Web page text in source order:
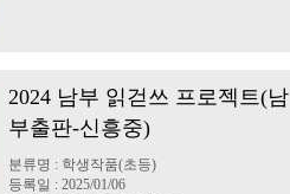
2024 남부 읽걷쓰 프로젝트(남
부출판-신흥중)
분류명 : 학생작품(초등)
등록일 : 2025/01/06